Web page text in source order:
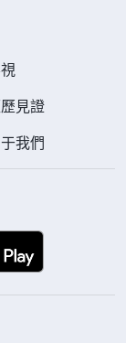
中，不知如
的根源
：「
當中，在任何
是潮流，因
一個人的心
，以至于當
這句話的存
見證
我們